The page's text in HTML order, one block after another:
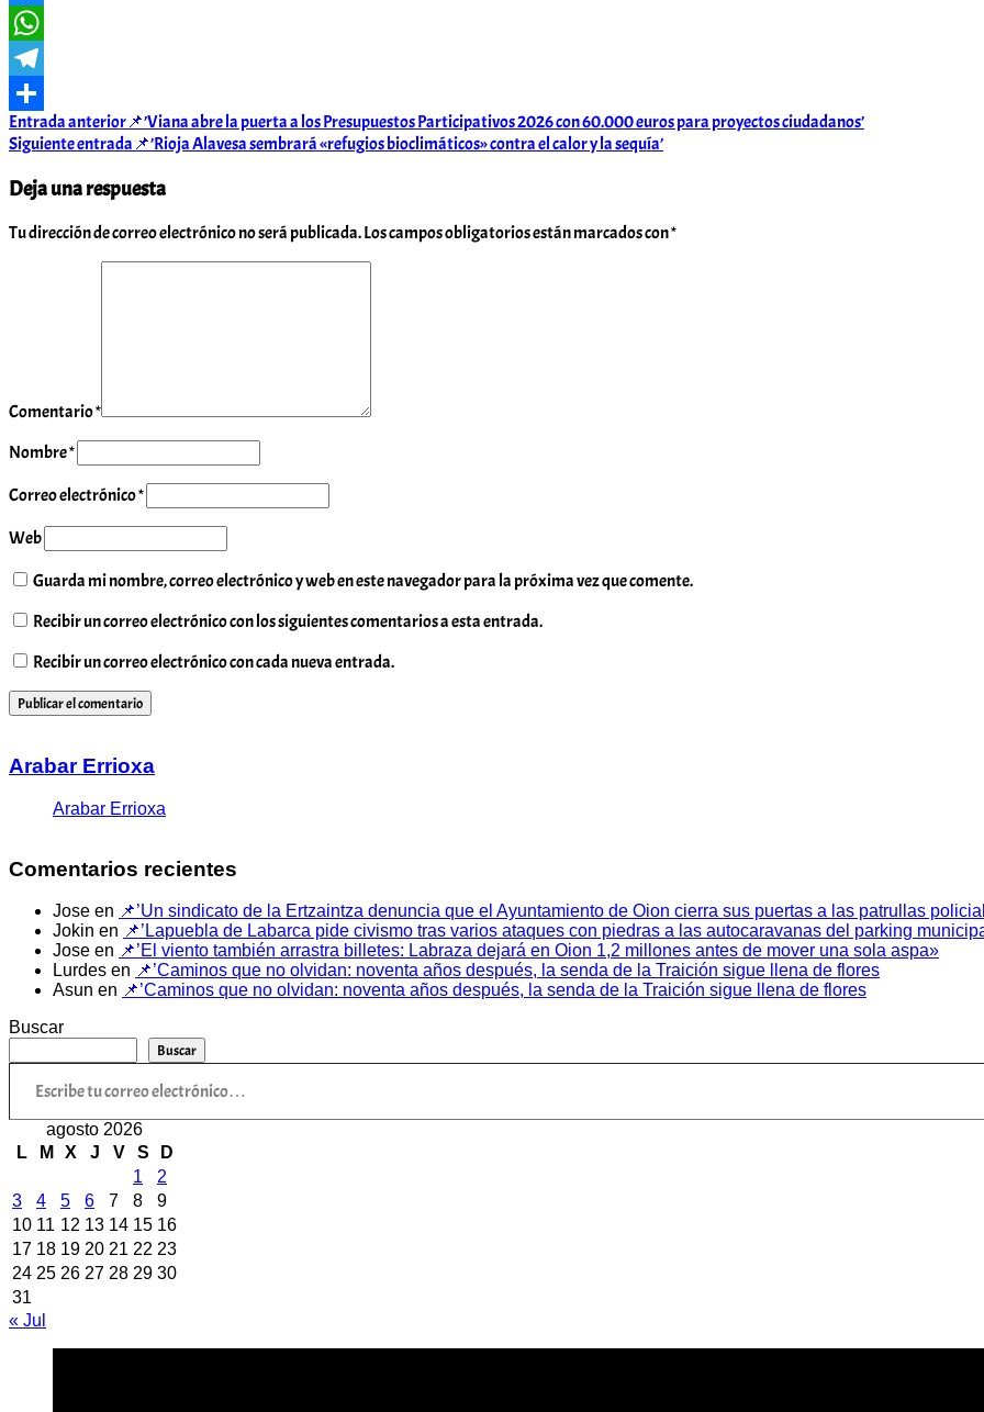
Bluesky
WhatsApp
Telegram
Compartir
Navegación
de
entradas
Entrada anterior📌’Viana abre la puerta a los Presupuestos Participativos 2026 con 60.000 euros para proyectos ciudadanos’
Siguiente entrada 📌’Rioja Alavesa sembrará «refugios bioclimáticos» contra el calor y la sequía’
Deja una respuesta
Tu dirección de correo electrónico no será publicada.Los campos obligatorios están marcados con*
Comentario*
Nombre*
Correo electrónico*
Web
Guarda mi nombre, correo electrónico y web en este navegador para la próxima vez que comente.
Recibir un correo electrónico con los siguientes comentarios a esta entrada.
Recibir un correo electrónico con cada nueva entrada.
Arabar Errioxa
Arabar Errioxa
Comentarios recientes
Jose en 📌’Un sindicato de la Ertzaintza denuncia que el Ayuntamiento de Oion cierra sus puertas a las patrullas
Jokin en 📌’Lapuebla de Labarca pide civismo tras varios ataques con piedras a las autocaravanas del parking
Jose en 📌’El viento también arrastra billetes: Labraza dejará en Oion 1,2 millones antes de mover una sola aspa»
Lurdes en 📌’Caminos que no olvidan: noventa años después, la senda de la Traición sigue llena de flores
Asun en 📌’Caminos que no olvidan: noventa años después, la senda de la Traición sigue llena de flores
Buscar
Buscar
Escribe tu correo electrónico…
agosto 2026
L
M X J V S
D
1
2
3
4 5 6 7 8
9
10 11 12 13 14 15 16
17 18 19 20 21 22 23
24 25 26 27 28 29 30
31
« Jul